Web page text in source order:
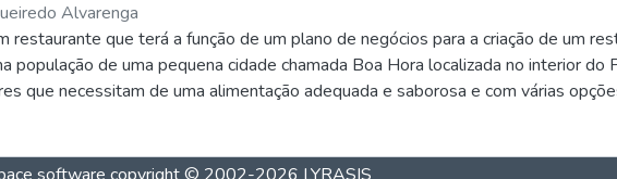
Alvarenga
que terá a função de um plano de negócios para a criação de um
população de uma pequena cidade chamada Boa Hora localizada no interior do
que necessitam de uma alimentação adequada e saborosa e com várias